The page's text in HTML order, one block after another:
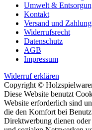
Cookie-Einstellungen
Umwelt & Entsorgung
Kontakt
Versand und
Widerrufsrecht
Datenschutz
AGB
Widerruf erklären
Copyright ©
Diese Website benutzt
Website erforderlich sind
die den Komfort bei